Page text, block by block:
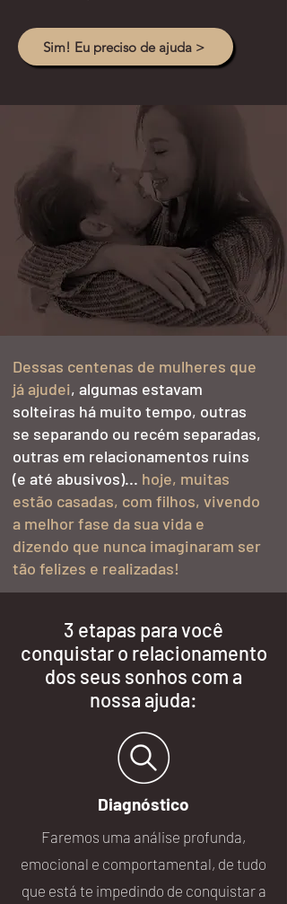
Sim! Eu preciso de ajuda >
Dessas centenas de mulheres que
já ajudei, algumas estavam
solteiras há muito tempo, outras
se separando ou recém separadas,
outras em relacionamentos ruins
(e até abusivos)... hoje, muitas
estão casadas, com filhos, vivendo
a melhor fase da sua vida e
dizendo que nunca imaginaram ser
tão felizes e realizadas!
3 etapas para você
conquistar o relacionamento
dos seus sonhos com a
nossa ajuda:
Diagnóstico
Faremos uma análise profunda,
emocional e comportamental, de tudo
que está te impedindo de conquistar a